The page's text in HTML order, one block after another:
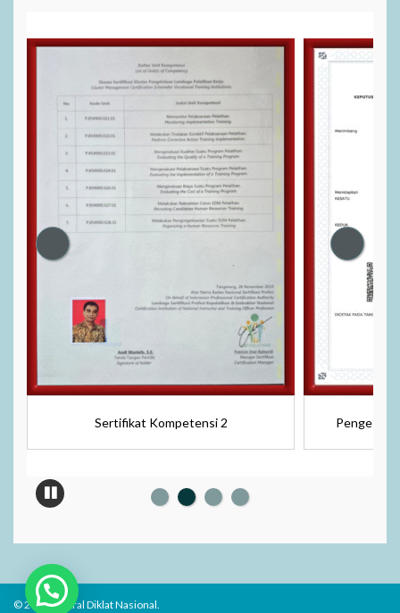
Sertifikat Kompetensi 2
© 2026 Sentral Diklat Nasional.